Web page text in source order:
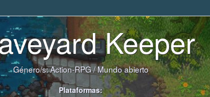
Keeper
Género/s:Action-RPG/Mundo abierto
Plataformas: